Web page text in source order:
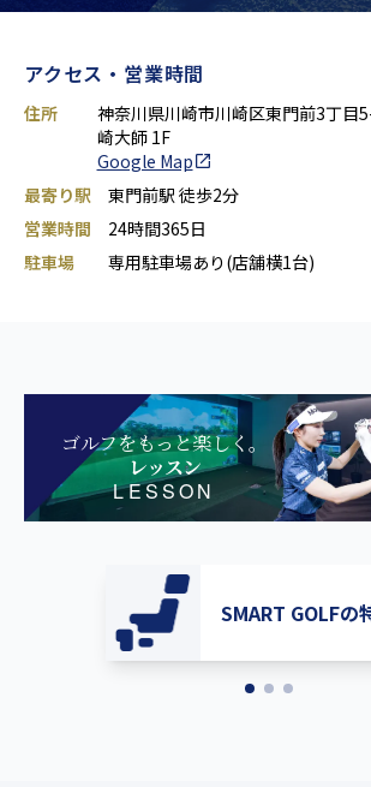
アクセス・営業時間
住所
神奈川県川崎市川崎区東門前3丁目
崎大師 1F
Google Map
最寄り駅
東門前駅 徒歩2分
営業時間
24時間365日
駐車場
専用駐車場あり(店舗横1台)
ゴルフをもっと楽しく。
レッスン
LESSON
SMART GOLFの